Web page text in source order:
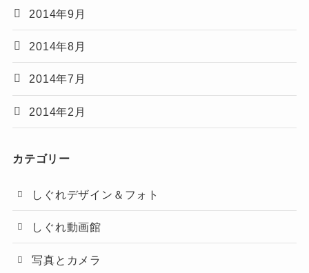
2014年9月
2014年8月
2014年7月
2014年2月
カテゴリー
しぐれデザイン＆フォト
しぐれ動画館
写真とカメラ